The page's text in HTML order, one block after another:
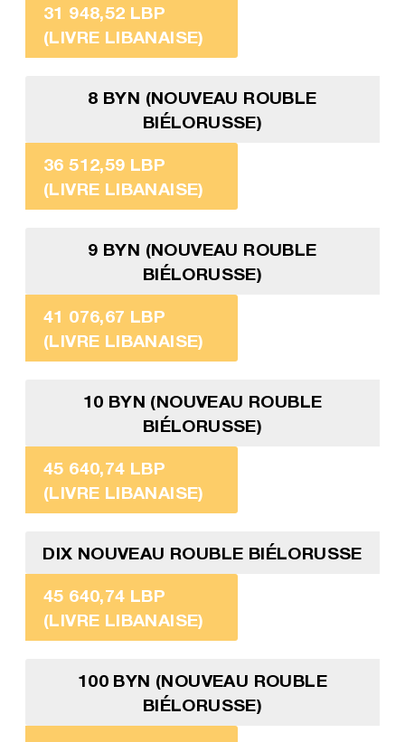
31 948,52 LBP
(LIVRE LIBANAISE)
8 BYN (NOUVEAU ROUBLE
BIÉLORUSSE)
36 512,59 LBP
(LIVRE LIBANAISE)
9 BYN (NOUVEAU ROUBLE
BIÉLORUSSE)
41 076,67 LBP
(LIVRE LIBANAISE)
10 BYN (NOUVEAU ROUBLE
BIÉLORUSSE)
45 640,74 LBP
(LIVRE LIBANAISE)
DIX NOUVEAU ROUBLE BIÉLORUSSE
45 640,74 LBP
(LIVRE LIBANAISE)
100 BYN (NOUVEAU ROUBLE
BIÉLORUSSE)